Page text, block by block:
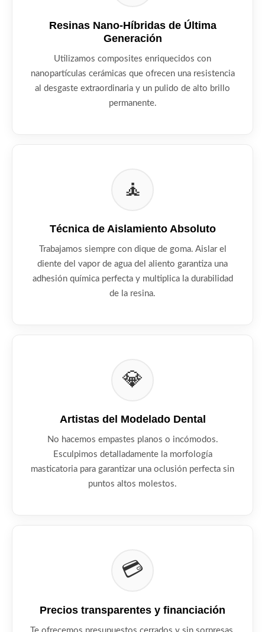
Resinas Nano-Híbridas de Última
Generación
Utilizamos composites enriquecidos con
nanopartículas cerámicas que ofrecen una resistencia
al desgaste extraordinaria y un pulido de alto brillo
permanente.
🧘
Técnica de Aislamiento Absoluto
Trabajamos siempre con dique de goma. Aislar el
diente del vapor de agua del aliento garantiza una
adhesión química perfecta y multiplica la durabilidad
de la resina.
💎
Artistas del Modelado Dental
No hacemos empastes planos o incómodos.
Esculpimos detalladamente la morfología
masticatoria para garantizar una oclusión perfecta sin
puntos altos molestos.
💳
Precios transparentes y financiación